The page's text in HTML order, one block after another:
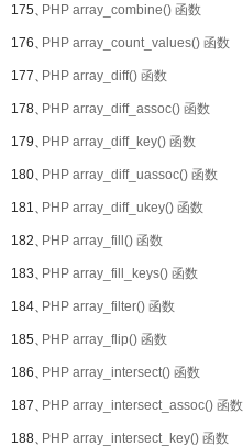
175、PHP array_combine() 函数
176、PHP array_count_values() 函数
177、PHP array_diff() 函数
178、PHP array_diff_assoc() 函数
179、PHP array_diff_key() 函数
180、PHP array_diff_uassoc() 函数
181、PHP array_diff_ukey() 函数
182、PHP array_fill() 函数
183、PHP array_fill_keys() 函数
184、PHP array_filter() 函数
185、PHP array_flip() 函数
186、PHP array_intersect() 函数
187、PHP array_intersect_assoc() 函数
188、PHP array_intersect_key() 函数